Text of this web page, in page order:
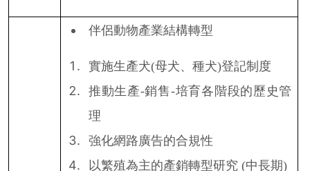
伴侶動物產業結構轉型
實施生產犬(母犬、種犬)登記制度
推動生產-銷售-培育各階段的歷史管
理
強化網路廣告的合規性
以繁殖為主的產銷轉型研究 (中長期)